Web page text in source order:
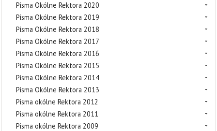
Pisma Okólne Rektora 2020
Pisma Okólne Rektora 2019
Pisma Okólne Rektora 2018
Pisma Okólne Rektora 2017
Pisma Okólne Rektora 2016
Pisma Okólne Rektora 2015
Pisma Okólne Rektora 2014
Pisma Okólne Rektora 2013
Pisma okólne Rektora 2012
Pisma okólne Rektora 2011
Pisma okólne Rektora 2009